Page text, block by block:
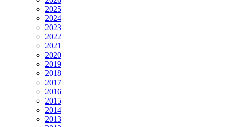
2025
2024
2023
2022
2021
2020
2019
2018
2017
2016
2015
2014
2013